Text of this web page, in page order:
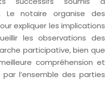
Le notaire organise des
expliquer les implications
les observations des
participative, bien que
compréhension et
l’ensemble des parties